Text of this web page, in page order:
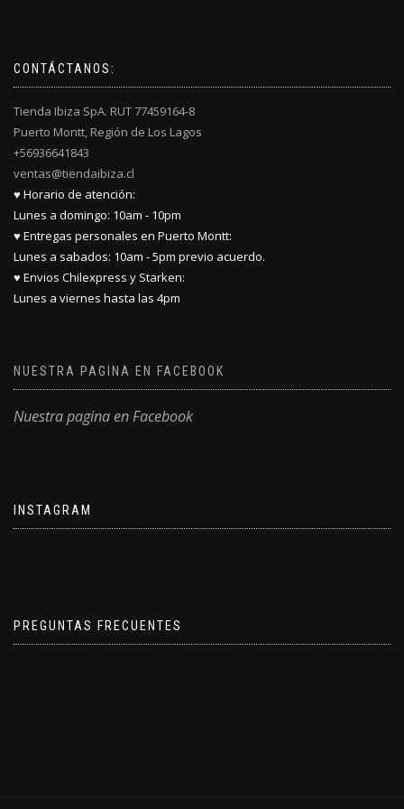
CONTÁCTANOS:
Tienda Ibiza SpA. RUT 77459164-8
Puerto Montt, Región de Los Lagos
+56936641843
ventas@tiendaibiza.cl
♥ Horario de atención:
Lunes a domingo: 10am - 10pm
♥ Entregas personales en Puerto Montt:
Lunes a sabados: 10am - 5pm previo acuerdo.
♥ Envios Chilexpress y Starken:
Lunes a viernes hasta las 4pm
NUESTRA PAGINA EN FACEBOOK
Nuestra pagina en Facebook
INSTAGRAM
PREGUNTAS FRECUENTES